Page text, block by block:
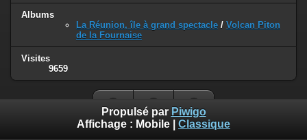
Albums
La Réunion, île à grand spectacle / Volcan Piton
de la Fournaise
Visites
9659
Propulsé par Piwigo
Affichage : Mobile Classique